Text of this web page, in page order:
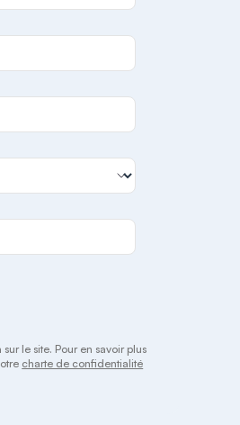
le site. Pour en savoir plus
charte de confidentialité